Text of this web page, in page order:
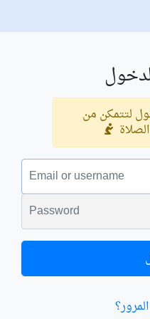
لتتمكن من